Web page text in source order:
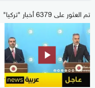
تم العثور على 6379 أخبار "تركيا"